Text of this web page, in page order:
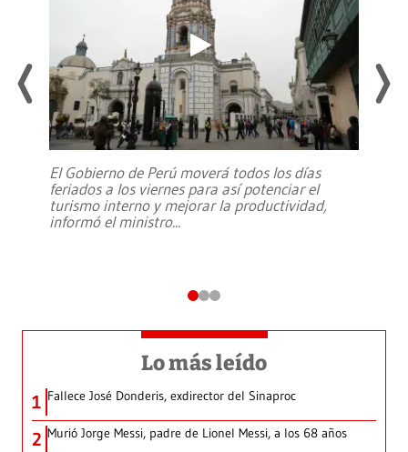
El Gobierno de Perú moverá todos los días
feriados a los viernes para así potenciar el
turismo interno y mejorar la productividad,
informó el ministro...
Lo más leído
1 Fallece José Donderis, exdirector del Sinaproc
2 Murió Jorge Messi, padre de Lionel Messi, a los 68 años